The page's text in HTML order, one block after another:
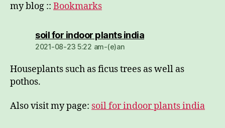
my blog :: Bookmarks
soil for indoor plants indiadio:
2021-08-23 5:22 am-(e)an
Houseplants such as ficus trees as well as
pothos.
Also visit my page: soil for indoor plants india